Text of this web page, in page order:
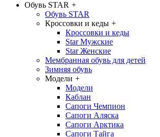
Обувь STAR +
Обувь STAR
Кроссовки и кеды +
Кроссовки и кеды
Star Мужские
Star Женские
Мембранная обувь для детей
Зимняя обувь
Модели +
Модели
Каблан
Сапоги Чемпион
Сапоги Аляска
Сапоги Арктика
Сапоги Тайга